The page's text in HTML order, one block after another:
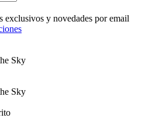
exclusivos y novedades por email